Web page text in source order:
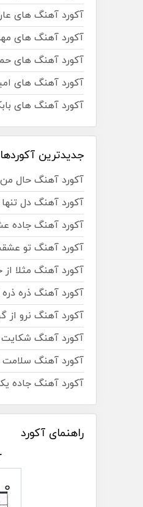
آکورد آهنگ های
آکورد آهنگ های
آکورد آهنگ های
آکورد آهنگ های
آکورد آهنگ های
جدیدترین آکوردها
آکورد آهنگ حال
آکورد آهنگ دل
آکورد آهنگ جاده
آکورد آهنگ تو
آکورد آهنگ مثلا از
آکورد آهنگ ذره ذره
آکورد آهنگ نرو از
آکورد آهنگ شکایت
آکورد آهنگ سلامت
آکورد آهنگ جاده
راهنمای آکورد